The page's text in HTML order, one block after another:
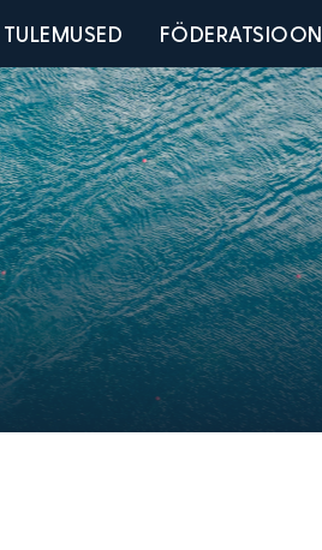
TULEMUSED FÖDERATSIOON